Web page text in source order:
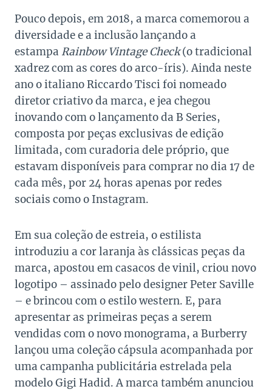
Pouco depois, em 2018, a marca comemorou a
diversidade e a inclusão lançando a
estampa Rainbow Vintage Check(o tradicional
xadrez com as cores do arco-íris). Ainda neste
ano o italiano Riccardo Tisci foi nomeado
diretor criativo da marca, e jea chegou
inovando com o lançamento da B Series,
composta por peças exclusivas de edição
limitada, com curadoria dele próprio, que
estavam disponíveis para comprar no dia 17 de
cada mês, por 24 horas apenas por redes
sociais como o Instagram.
Em sua coleção de estreia, o estilista
introduziu a cor laranja às clássicas peças da
marca, apostou em casacos de vinil, criou novo
logotipo – assinado pelo designer Peter Saville
– e brincou com o estilo western. E, para
apresentar as primeiras peças a serem
vendidas com o novo monograma, a Burberry
lançou uma coleção cápsula acompanhada por
uma campanha publicitária estrelada pela
modelo Gigi Hadid. A marca também anunciou